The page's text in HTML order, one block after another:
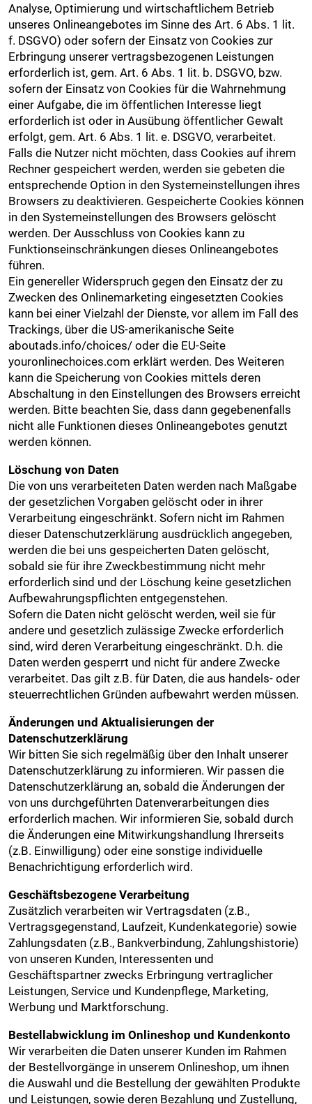
Analyse, Optimierung und wirtschaftlichem Betrieb
unseres Onlineangebotes im Sinne des Art. 6 Abs. 1 lit.
f. DSGVO) oder sofern der Einsatz von Cookies zur
Erbringung unserer vertragsbezogenen Leistungen
erforderlich ist, gem. Art. 6 Abs. 1 lit. b. DSGVO, bzw.
sofern der Einsatz von Cookies für die Wahrnehmung
einer Aufgabe, die im öffentlichen Interesse liegt
erforderlich ist oder in Ausübung öffentlicher Gewalt
erfolgt, gem. Art. 6 Abs. 1 lit. e. DSGVO, verarbeitet.
Falls die Nutzer nicht möchten, dass Cookies auf ihrem
Rechner gespeichert werden, werden sie gebeten die
entsprechende Option in den Systemeinstellungen ihres
Browsers zu deaktivieren. Gespeicherte Cookies können
in den Systemeinstellungen des Browsers gelöscht
werden. Der Ausschluss von Cookies kann zu
Funktionseinschränkungen dieses Onlineangebotes
führen.
Ein genereller Widerspruch gegen den Einsatz der zu
Zwecken des Onlinemarketing eingesetzten Cookies
kann bei einer Vielzahl der Dienste, vor allem im Fall des
Trackings, über die US-amerikanische Seite
aboutads.info/choices/ oder die EU-Seite
youronlinechoices.com erklärt werden. Des Weiteren
kann die Speicherung von Cookies mittels deren
Abschaltung in den Einstellungen des Browsers erreicht
werden. Bitte beachten Sie, dass dann gegebenenfalls
nicht alle Funktionen dieses Onlineangebotes genutzt
werden können.
Löschung von Daten
Die von uns verarbeiteten Daten werden nach Maßgabe
der gesetzlichen Vorgaben gelöscht oder in ihrer
Verarbeitung eingeschränkt. Sofern nicht im Rahmen
dieser Datenschutzerklärung ausdrücklich angegeben,
werden die bei uns gespeicherten Daten gelöscht,
sobald sie für ihre Zweckbestimmung nicht mehr
erforderlich sind und der Löschung keine gesetzlichen
Aufbewahrungspflichten entgegenstehen.
Sofern die Daten nicht gelöscht werden, weil sie für
andere und gesetzlich zulässige Zwecke erforderlich
sind, wird deren Verarbeitung eingeschränkt. D.h. die
Daten werden gesperrt und nicht für andere Zwecke
verarbeitet. Das gilt z.B. für Daten, die aus handels- oder
steuerrechtlichen Gründen aufbewahrt werden müssen.
Änderungen und Aktualisierungen der
Datenschutzerklärung
Wir bitten Sie sich regelmäßig über den Inhalt unserer
Datenschutzerklärung zu informieren. Wir passen die
Datenschutzerklärung an, sobald die Änderungen der
von uns durchgeführten Datenverarbeitungen dies
erforderlich machen. Wir informieren Sie, sobald durch
die Änderungen eine Mitwirkungshandlung Ihrerseits
(z.B. Einwilligung) oder eine sonstige individuelle
Benachrichtigung erforderlich wird.
Geschäftsbezogene Verarbeitung
Zusätzlich verarbeiten wir Vertragsdaten (z.B.,
Vertragsgegenstand, Laufzeit, Kundenkategorie) sowie
Zahlungsdaten (z.B., Bankverbindung, Zahlungshistorie)
von unseren Kunden, Interessenten und
Geschäftspartner zwecks Erbringung vertraglicher
Leistungen, Service und Kundenpflege, Marketing,
Werbung und Marktforschung.
Bestellabwicklung im Onlineshop und Kundenkonto
Wir verarbeiten die Daten unserer Kunden im Rahmen
der Bestellvorgänge in unserem Onlineshop, um ihnen
die Auswahl und die Bestellung der gewählten Produkte
und Leistungen, sowie deren Bezahlung und Zustellung,